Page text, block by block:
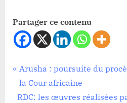
Partager ce contenu
Société
Navigation
de
P
r
e
Arusha : poursuite du
la Cour africaine
N
RDC: les œuvres réalisées